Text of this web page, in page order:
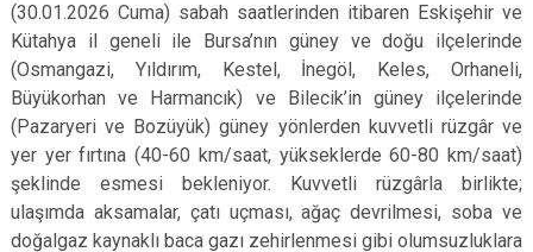
İznik
Karacabey
Keles
Kestel
Osmangazi
Yenişehir
Yıldırım
(30.01.2026 Cuma) sabah saatlerinden itibaren Eskişehir ve
Kütahya il geneli ile Bursa’nın güney ve doğu ilçelerinde
(Osmangazi, Yıldırım, Kestel, İnegöl, Keles, Orhaneli,
Büyükorhan ve Harmancık) ve Bilecik’in güney ilçelerinde
(Pazaryeri ve Bozüyük) güney yönlerden kuvvetli rüzgâr ve
yer yer fırtına (40-60 km/saat, yükseklerde 60-80 km/saat)
şeklinde esmesi bekleniyor. Kuvvetli rüzgârla birlikte;
ulaşımda aksamalar, çatı uçması, ağaç devrilmesi, soba ve
doğalgaz kaynaklı baca gazı zehirlenmesi gibi olumsuzluklara